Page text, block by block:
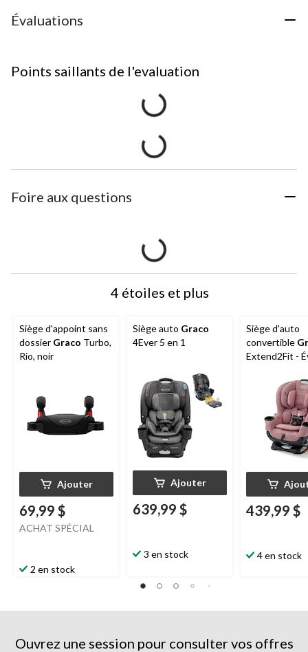
Évaluations
Points saillants de l'evaluation
Foire aux questions
4 étoiles et plus
Siège d'appoint sans
dossier Graco Turbo,
Rio, noir
Ajouter
69,99 $
ACHAT SPÉCIAL
2 en stock
Siège auto Graco
4Ever 5 en 1
Ajouter
639,99 $
3 en stock
Siège d'auto
convertible
Extend2Fit -
avec l'enfant,
l'orientation
l'arrière à
vers l'avant,
(4-65 lb), Talia
439,99 $
4 en stock
Ouvrez une session pour consulter vos offres